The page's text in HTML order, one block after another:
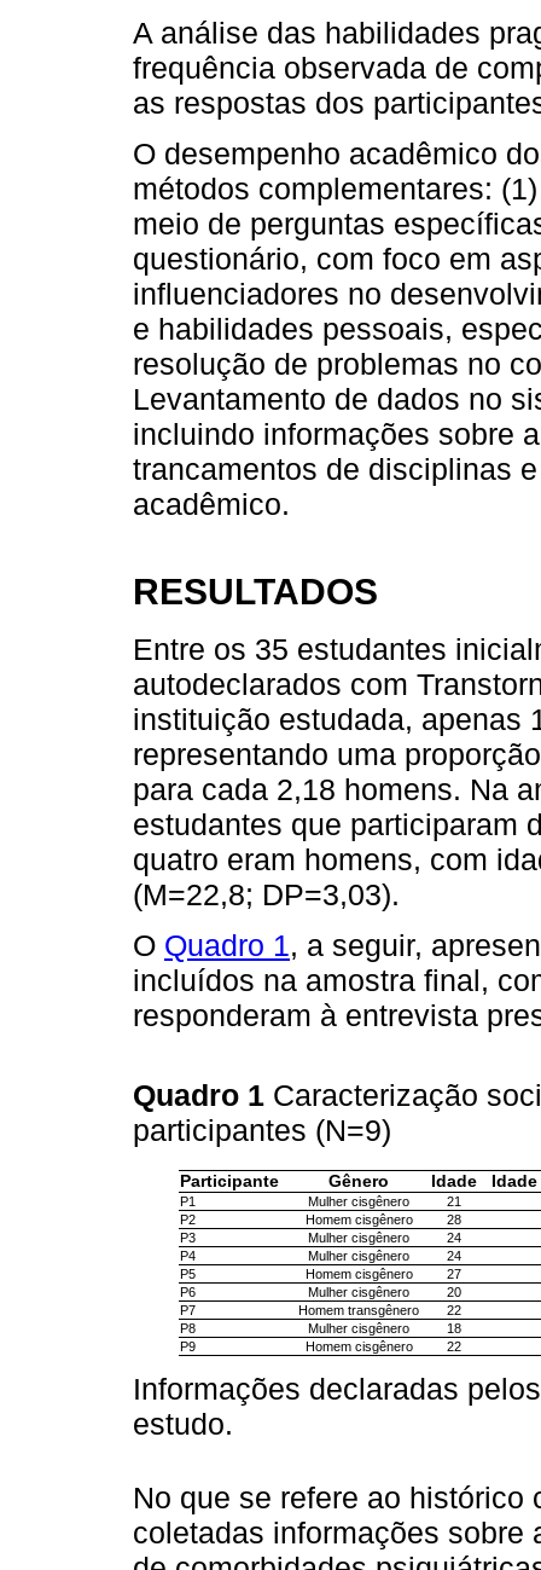
A análise das habilidades
frequência observada de
as respostas dos
O desempenho acadêmico
métodos complementares:
meio de perguntas
questionário, com foco em
influenciadores no
e habilidades pessoais,
resolução de problemas no
Levantamento de dados no
incluindo informações sobre
trancamentos de disciplinas
acadêmico.
RESULTADOS
Entre os 35 estudantes
autodeclarados com
instituição estudada, apenas
representando uma
para cada 2,18 homens. Na
estudantes que participaram
quatro eram homens, com
(M=22,8; DP=3,03).
O Quadro 1, a seguir,
incluídos na amostra final,
responderam à entrevista
Quadro 1 Caracterização
participantes (N=9)
Participante Gênero Idade
P1 Mulher cisgênero
21
P2
Homem cisgênero
28
P3
Mulher cisgênero
24
P4
Mulher cisgênero
24
P5
Homem cisgênero
27
P6
Mulher cisgênero
20
P7
Homem transgênero
22
P8
Mulher cisgênero
18
P9
Homem cisgênero 22
Informações declaradas
estudo.
No que se refere ao
coletadas informações sobre